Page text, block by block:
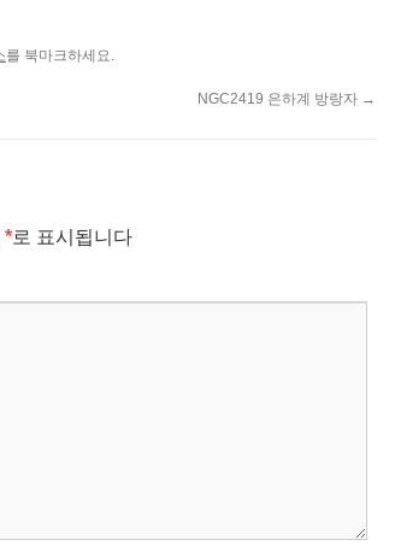
를 북마크하세요.
NGC2419 은하계 방랑자 →
*로 표시됩니다